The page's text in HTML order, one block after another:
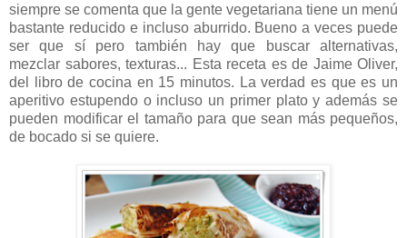
siempre se comenta que la gente vegetariana tiene un menú
bastante reducido e incluso aburrido. Bueno a veces puede
ser que sí pero también hay que buscar alternativas,
mezclar sabores, texturas... Esta receta es de Jaime Oliver,
del libro de cocina en 15 minutos. La verdad es que es un
aperitivo estupendo o incluso un primer plato y además se
pueden modificar el tamaño para que sean más pequeños,
de bocado si se quiere.